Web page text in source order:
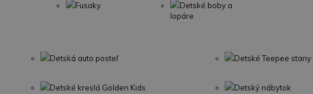
Fusaky
Detské boby a
lopáre
Detská auto posteľ Detské Teepee stany
Detské kreslá Golden Kids Detský nábytok